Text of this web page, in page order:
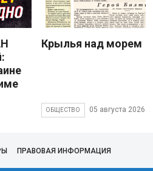
Крылья над морем
ОБЩЕСТВО 05 августа 2026
ПРАВОВАЯ ИНФОРМАЦИЯ